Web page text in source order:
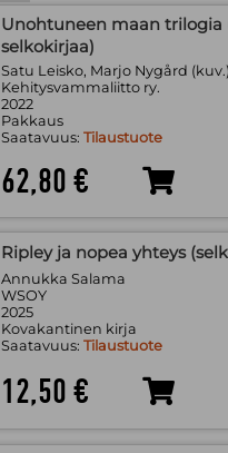
Unohtuneen maan trilogia
selkokirjaa)
Satu Leisko, Marjo Nygård (kuv.)
Kehitysvammaliitto ry.
2022
Pakkaus
Saatavuus: Tilaustuote
62,80 €
Ripley ja nopea yhteys
Annukka Salama
WSOY
2025
Kovakantinen kirja
Saatavuus: Tilaustuote
12,50 €